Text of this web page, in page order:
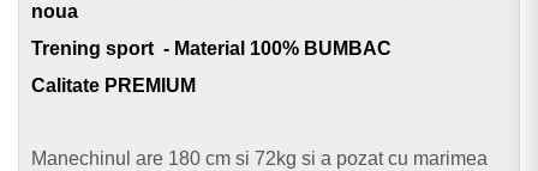
noua
Trening sport - Material 100% BUMBAC
Calitate PREMIUM
Manechinul are 180 cm si 72kg si a pozat cu marimea